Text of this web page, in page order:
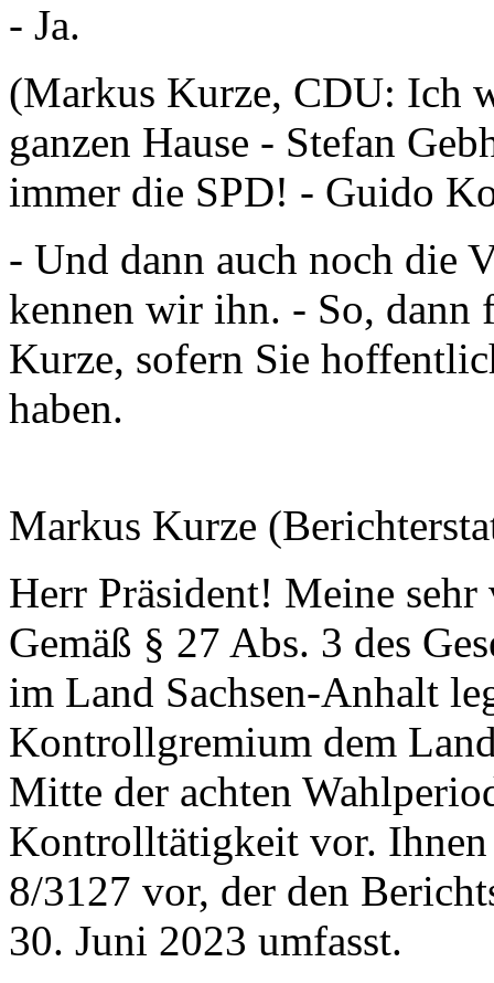
- Ja.
(Markus Kurze, CDU: Ich
ganzen Hause - Stefan
immer die SPD! - Guido
- Und dann auch noch die
kennen wir ihn. - So, dann
Kurze, sofern Sie
haben.
Markus Kurze
Herr Präsident! Meine
Gemäß § 27 Abs. 3 des
im Land Sachsen-Anhalt
Kontrollgremium dem
Mitte der achten
Kontrolltätigkeit vor.
8/3127 vor, der den
30. Juni 2023 umfasst.